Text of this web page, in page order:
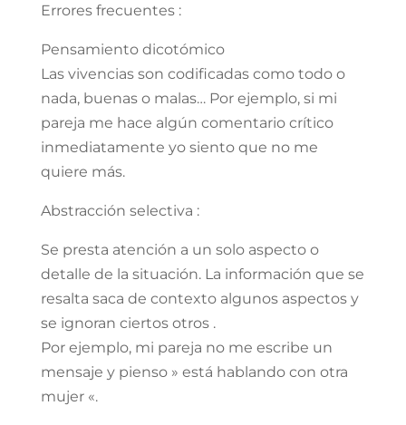
Errores frecuentes :
Pensamiento dicotómico
Las vivencias son codificadas como todo o
nada, buenas o malas… Por ejemplo, si mi
pareja me hace algún comentario crítico
inmediatamente yo siento que no me
quiere más.
Abstracción selectiva :
Se presta atención a un solo aspecto o
detalle de la situación. La información que se
resalta saca de contexto algunos aspectos y
se ignoran ciertos otros .
Por ejemplo, mi pareja no me escribe un
mensaje y pienso » está hablando con otra
mujer «.